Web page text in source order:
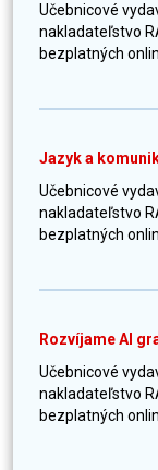
Učebnicové
nakladateľstvo
bezplatných
Jazyk a
Učebnicové
nakladateľstvo
bezplatných
Rozvíjame AI
Učebnicové
nakladateľstvo
bezplatných